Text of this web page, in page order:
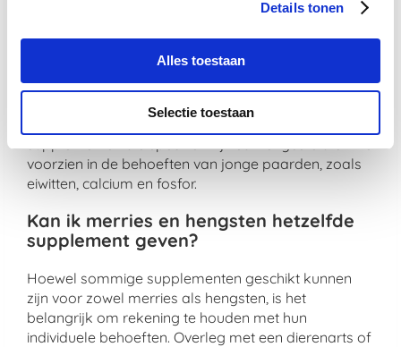
Details tonen
Alles toestaan
Selectie toestaan
Jonge hengsten in groei hebben extra
voedingsstoffen nodig om een gezonde
supplementen die specifiek zijn samengesteld om te
voorzien in de behoeften van jonge paarden, zoals
eiwitten, calcium en fosfor.
Kan ik merries en hengsten hetzelfde
supplement geven?
Hoewel sommige supplementen geschikt kunnen
zijn voor zowel merries als hengsten, is het
belangrijk om rekening te houden met hun
individuele behoeften. Overleg met een dierenarts of